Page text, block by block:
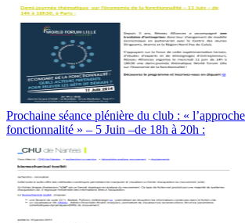
Prochaine séance plénière du club : «
fonctionnalité » – 5 Juin –de 18h à 20h :